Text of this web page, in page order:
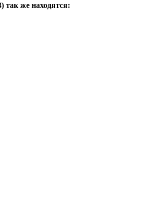
) так же находятся: